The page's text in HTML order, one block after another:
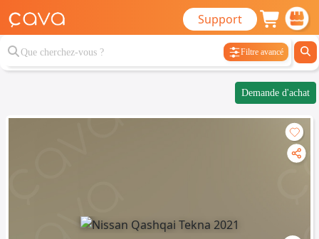
Support
Filtre avancé
Demande d'achat